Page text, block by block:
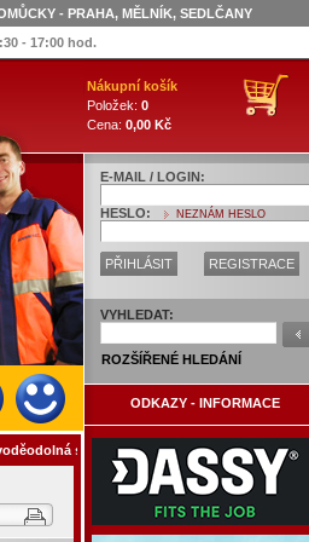
- PRAHA, MĚLNÍK, SEDLČANY
- 17:00 hod.
s podlepenými švy 210 - oranžová
Nákupní košík
Položek: 0
Cena: 0,00 Kč
E-MAIL / LOGIN:
HESLO: NEZNÁM HESLO
PŘIHLÁSIT REGISTRACE
VYHLEDAT:
ROZŠÍŘENÉ HLEDÁNÍ
ODKAZY - INFORMACE